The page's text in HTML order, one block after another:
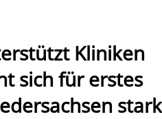
Kliniken
sich für erstes
stark